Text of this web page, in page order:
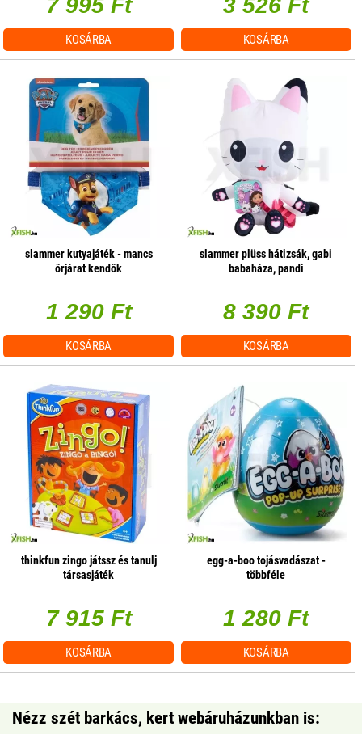
KOSÁRBA KOSÁRBA
slammer kutyajáték - mancs
őrjárat kendők
1 290 Ft
KOSÁRBA
slammer plüss hátizsák, gabi
babaháza, pandi
8 390 Ft
KOSÁRBA
thinkfun zingo játssz és tanulj
társasjáték
7 915 Ft
KOSÁRBA
egg-a-boo tojásvadászat -
többféle
1 280 Ft
KOSÁRBA
Nézz szét barkács, kert webáruházunkban is: